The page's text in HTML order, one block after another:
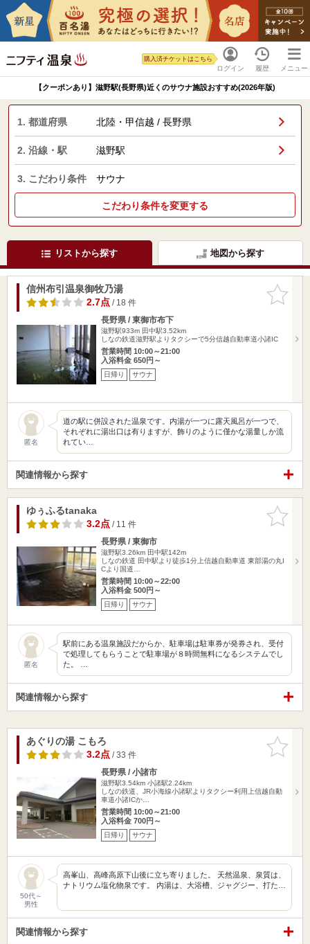
ログイン
購入済チケットはこちら
履歴 メニュー
【クーポンあり】滋野駅(長野県)近くのサウナ施設おすすめ(2026年版)
1. 都道府県 北陸・甲信越 / 長野県
2. 沿線・駅 滋野駅
3. こだわり条件 サウナ
こだわり条件を変更する
リストから探す 地図から探す
お気に入
りに追加
信州布引温泉御牧乃湯
2.7点/ 18 件
長野県 / 東御市布下
滋野駅933m 田中駅3.52km
しなの鉄道滋野駅よりタクシーで5分信越自動車道小諸IC
営業時間 10:00～21:00
入浴料金 650円～
日帰り サウナ
匿名
道の駅に併設された温泉です。内湯が一つに露天風呂が一つで、
それぞれに湯出口は有りますが、飾りのように僅かな湯量しか流
れてい…
関連情報から探す
お気に入
りに追加
ゆぅふるtanaka
3.2点/ 11 件
長野県 / 東御市
滋野駅3.26km 田中駅142m
しなの鉄道 田中駅より徒歩1分上信越自動車道 東部湯の丸I
Cより国道…
営業時間 10:00～22:00
入浴料金 500円～
日帰り サウナ
匿名
駅前にある温泉施設だからか、駐車場は駐車券が発券され、受付
で処理してもらうことで駐車場が８時間無料になるシステムでし
た。 …
関連情報から探す
お気に入
りに追加
あぐりの湯 こもろ
3.2点/ 33 件
長野県 / 小諸市
滋野駅3.54km 小諸駅2.24km
しなの鉄道、JR小海線小諸駅よりタクシー利用上信越自動
車道小諸ICか…
営業時間 10:00～21:00
入浴料金 700円～
日帰り サウナ
50代～
男性
高峯山、高峰高原下山後に立ち寄りました。 天然温泉、泉質は、
ナトリウム塩化物泉です。 内湯は、大浴槽、ジャグジー、打た…
関連情報から探す